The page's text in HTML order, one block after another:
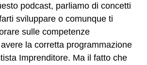
podcast, parliamo di concetti
sviluppare o comunque ti
sulle competenze
la corretta programmazione
Imprenditore. Ma il fatto che